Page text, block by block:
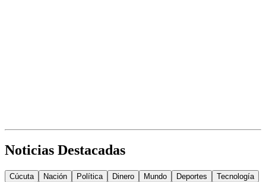
Noticias Destacadas
Cúcuta Nación Política Dinero Mundo Deportes
Tecnología